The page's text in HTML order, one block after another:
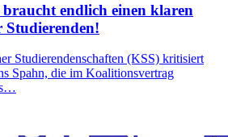
endlich einen klaren
Studierenden!
Studierendenschaften (KSS) kritisiert
Spahn, die im Koalitionsvertrag